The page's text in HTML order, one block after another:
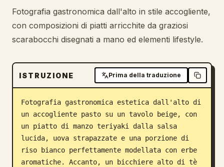
Prompt
Scarica
Blog
Aggiornamenti
Fotografia gastronomica dall'alto in stile accogliente,
con composizioni di piatti arricchite da graziosi
scarabocchi disegnati a mano ed elementi lifestyle.
ISTRUZIONE Prima della traduzione
Fotografia gastronomica estetica dall'alto di
un accogliente pasto su un tavolo beige, con
un piatto di manzo teriyaki dalla salsa
lucida, uova strapazzate e una porzione di
riso bianco perfettamente modellata con erbe
aromatiche. Accanto, un bicchiere alto di tè